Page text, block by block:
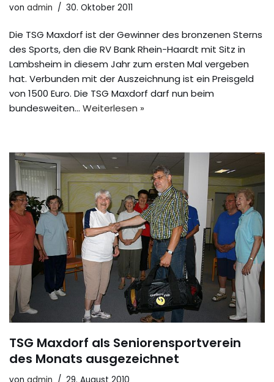
von admin 30. Oktober 2011
Die TSG Maxdorf ist der Gewinner des bronzenen Sterns
des Sports, den die RV Bank Rhein-Haardt mit Sitz in
Lambsheim in diesem Jahr zum ersten Mal vergeben
hat. Verbunden mit der Auszeichnung ist ein Preisgeld
von 1500 Euro. Die TSG Maxdorf darf nun beim
bundesweiten… Weiterlesen »
TSG Maxdorf als Seniorensportverein
des Monats ausgezeichnet
von admin 29. August 2010